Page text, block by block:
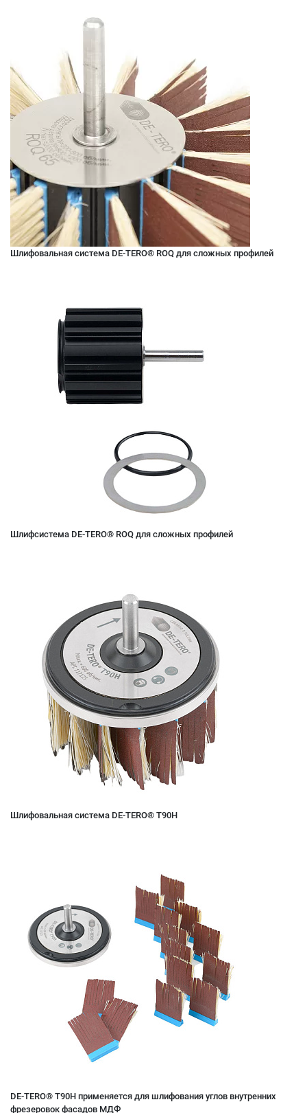
Шлифовальная система DE-TERO® ROQ для сложных профилей
Шлифсистема DE-TERO® ROQ для сложных профилей
Шлифовальная система DE-TERO® T90H
DE-TERO® T90H применяется для шлифования углов внутренних
фрезеровок фасадов МДФ